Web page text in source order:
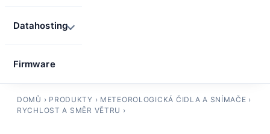
DOMŮ › PRODUKTY › METEOROLOGICKÁ ČIDLA A SNÍMAČE ›
RYCHLOST A SMĚR VĚTRU ›
Datahosting
Firmware